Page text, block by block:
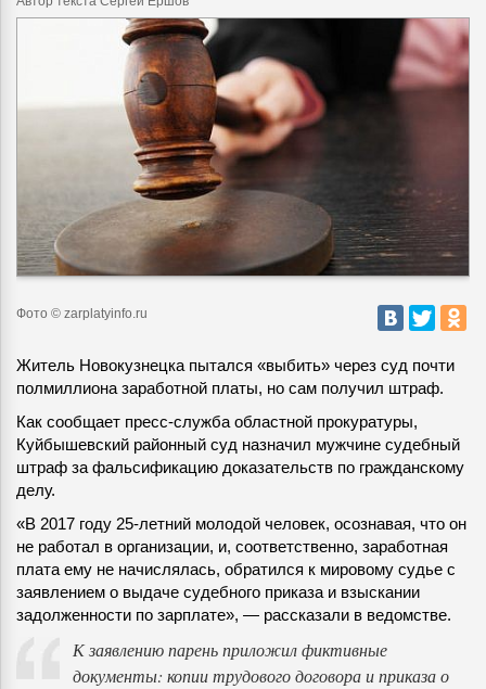
Фото © zarplatyinfo.ru
Житель Новокузнецка пытался «выбить» через суд почти
полмиллиона заработной платы, но сам получил штраф.
Как сообщает пресс-служба областной прокуратуры,
Куйбышевский районный суд назначил мужчине судебный
штраф за фальсификацию доказательств по гражданскому
делу.
«В 2017 году 25-летний молодой человек, осознавая, что он
не работал в организации, и, соответственно, заработная
плата ему не начислялась, обратился к мировому судье с
заявлением о выдаче судебного приказа и взыскании
задолженности по зарплате», — рассказали в ведомстве.
К заявлению парень приложил фиктивные
документы: копии трудового договора и приказа о